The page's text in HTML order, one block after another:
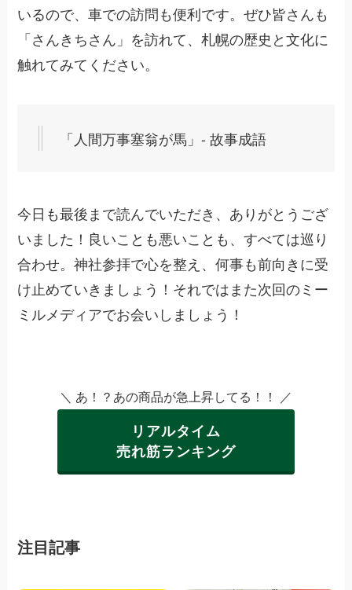
いるので、車での訪問も便利です。ぜひ皆さんも
「さんきちさん」を訪れて、札幌の歴史と文化に
触れてみてください。
「人間万事塞翁が馬」- 故事成語
今日も最後まで読んでいただき、ありがとうござ
いました！良いことも悪いことも、すべては巡り
合わせ。神社参拝で心を整え、何事も前向きに受
け止めていきましょう！それではまた次回のミー
ミルメディアでお会いしましょう！
＼ あ！？あの商品が急上昇してる！！ ／
リアルタイム
売れ筋ランキング
注目記事